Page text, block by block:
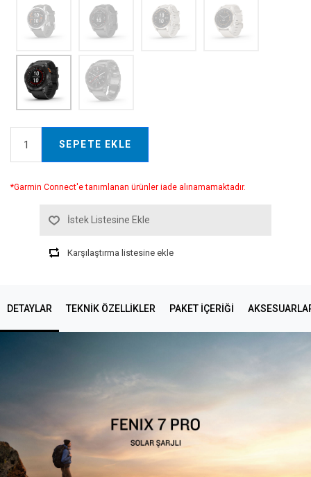
SEPETE EKLE
*Garmin Connect'e tanımlanan ürünler iade alınamamaktadır.
İstek Listesine Ekle
Karşılaştırma listesine ekle
DETAYLAR TEKNIK ÖZELLIKLER PAKET İÇERİĞİ